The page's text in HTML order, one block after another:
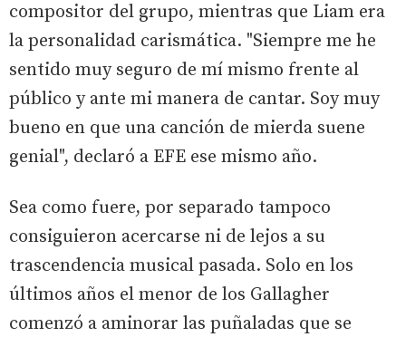
compositor del grupo, mientras que Liam era
la personalidad carismática. "Siempre me he
sentido muy seguro de mí mismo frente al
público y ante mi manera de cantar. Soy muy
bueno en que una canción de mierda suene
genial", declaró a EFE ese mismo año.
Sea como fuere, por separado tampoco
consiguieron acercarse ni de lejos a su
trascendencia musical pasada. Solo en los
últimos años el menor de los Gallagher
comenzó a aminorar las puñaladas que se